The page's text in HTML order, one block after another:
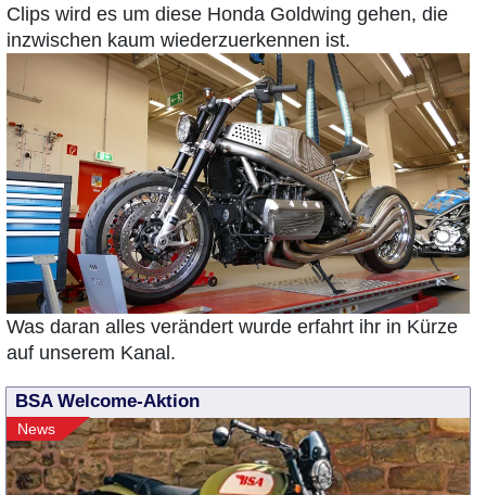
Clips wird es um diese Honda Goldwing gehen, die
inzwischen kaum wiederzuerkennen ist.
Was daran alles verändert wurde erfahrt ihr in Kürze
auf unserem Kanal.
BSA Welcome-Aktion
News